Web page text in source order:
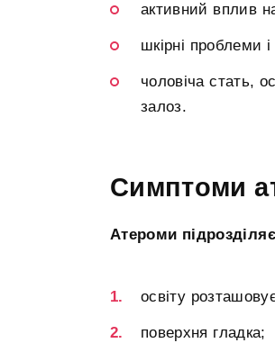
активний вплив
шкірні проблеми і
чоловіча стать,
залоз.
Симптоми
Атероми
освіту
поверхня гладка;